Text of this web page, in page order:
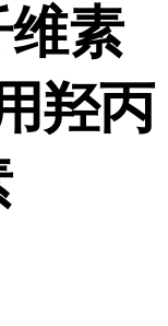
素
羟丙